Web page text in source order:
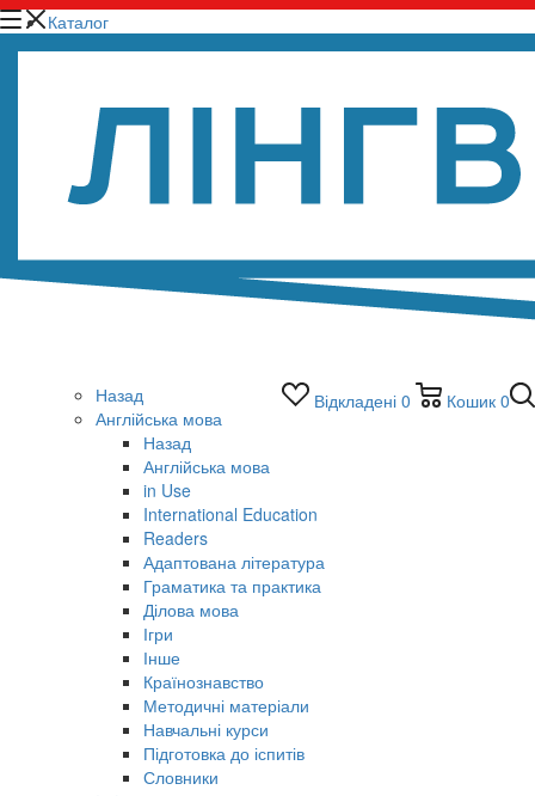
Відкладені 0 Кошик 0
Каталог
Назад
Англійська мова
Назад
Англійська мова
in Use
International Education
Readers
Адаптована література
Граматика та практика
Ділова мова
Ігри
Інше
Країнознавство
Методичні матеріали
Навчальні курси
Підготовка до іспитів
Словники